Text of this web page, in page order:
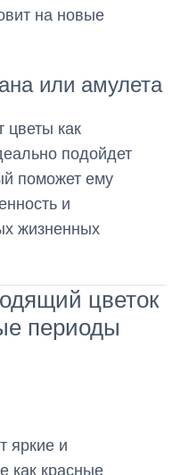
на новые
или амулета
цветы как
подойдет
поможет ему
и
жизненных
цветок
периоды
яркие и
как красные